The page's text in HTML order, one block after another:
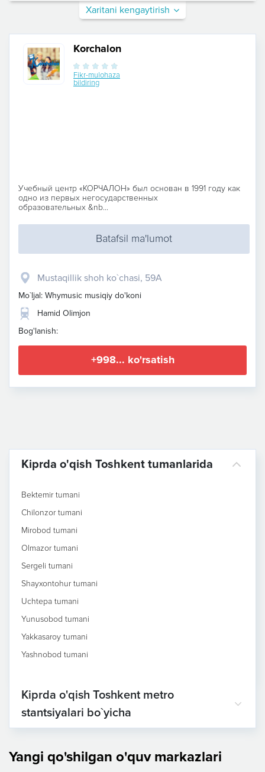
Xaritani kengaytirish
Korchalon
Fikr-mulohaza
bildiring
Учебный центр «КОРЧАЛОН» был основан в 1991 году как
одно из первых негосударственных
образовательных &nb...
Batafsil ma'lumot
Mustaqillik shoh ko`chasi, 59A
Mo`ljal: Whymusic musiqiy do'koni
Hamid Olimjon
Bog'lanish:
+998... ko'rsatish
Kiprda o'qish Toshkent tumanlarida
Bektemir tumani
Chilonzor tumani
Mirobod tumani
Olmazor tumani
Sergeli tumani
Shayxontohur tumani
Uchtepa tumani
Yunusobod tumani
Yakkasaroy tumani
Yashnobod tumani
Kiprda o'qish Toshkent metro
stantsiyalari bo`yicha
Yangi qo'shilgan o'quv markazlari